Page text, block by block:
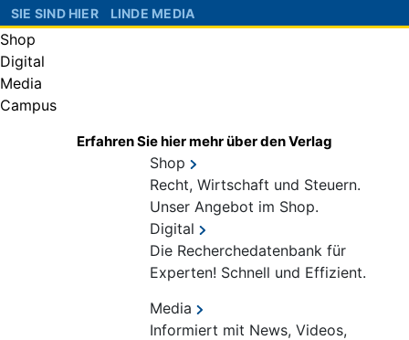
SIE SIND HIER LINDE MEDIA
Shop
Digital
Media
Campus
Erfahren Sie hier mehr über den Verlag
Shop
Recht, Wirtschaft und Steuern.
Unser Angebot im Shop.
Digital
Die Recherchedatenbank für
Experten! Schnell und Effizient.
Media
Informiert mit News, Videos,